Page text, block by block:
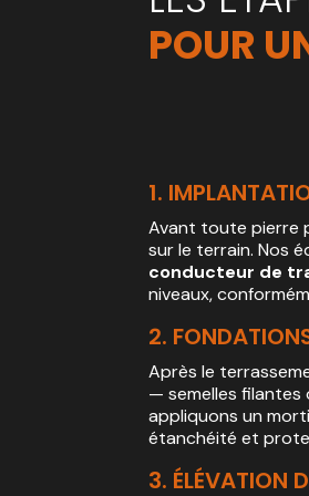
POUR
1.
Avant toute pierre
sur le terrain. Nos
conducteur de
niveaux,
2.
Après le
— semelles filantes
appliquons un
étanchéité et
3. ÉLÉVATION